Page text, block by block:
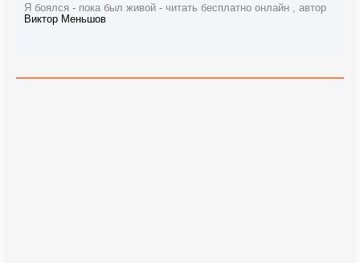
Я боялся - пока был живой - читать бесплатно онлайн , автор
Виктор Меньшов